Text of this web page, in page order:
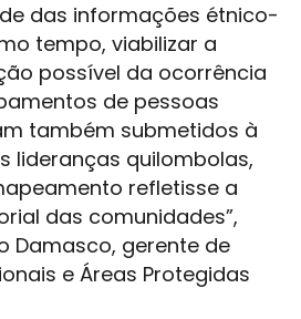
das informações étnico-
tempo, viabilizar a
possível da ocorrência
de pessoas
também submetidos à
lideranças quilombolas,
refletisse a
das comunidades”,
Damasco, gerente de
e Áreas Protegidas